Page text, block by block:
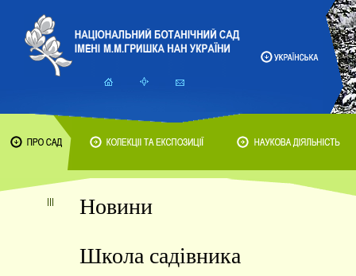
Новини
Школа садівника